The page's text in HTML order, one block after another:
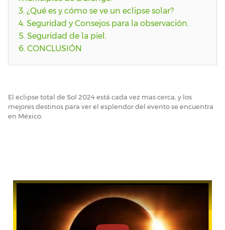
3. ¿Qué es y cómo se ve un eclipse solar?
4. Seguridad y Consejos para la observación.
5. Seguridad de la piel.
6. CONCLUSIÓN
El eclipse total de Sol 2024 está cada vez mas cerca, y los
mejores destinos para ver el esplendor del evento se encuentra
en México.